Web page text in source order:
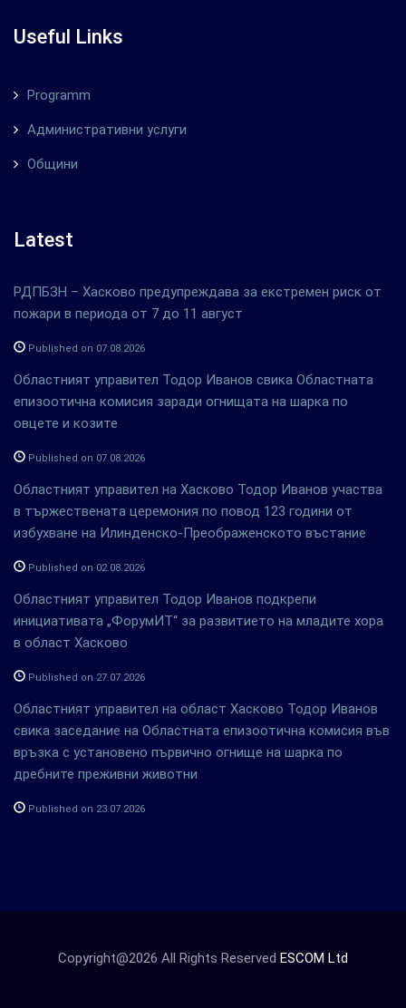
Useful Links
Programm
Административни услуги
Общини
Latest
РДПБЗН – Хасково предупреждава за екстремен риск от
пожари в периода от 7 до 11 август
Published on 07.08.2026
Областният управител Тодор Иванов свика Областната
епизоотична комисия заради огнищата на шарка по
овцете и козите
Published on 07.08.2026
Областният управител на Хасково Тодор Иванов участва
в тържествената церемония по повод 123 години от
избухване на Илинденско-Преображенското въстание
Published on 02.08.2026
Областният управител Тодор Иванов подкрепи
инициативата „ФорумИТ“ за развитието на младите хора
в област Хасково
Published on 27.07.2026
Областният управител на област Хасково Тодор Иванов
свика заседание на Областната епизоотична комисия във
връзка с установено първично огнище на шарка по
дребните преживни животни
Published on 23.07.2026
Copyright@2026 All Rights Reserved ESCOM Ltd